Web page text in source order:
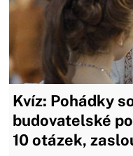
Kvíz: Pohádky
budovatelské
10 otázek,